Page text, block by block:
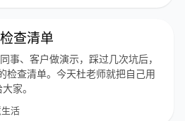
查清单
事、客户做演示，踩过几次坑后，
检查清单。今天杜老师就把自己用
家。
活